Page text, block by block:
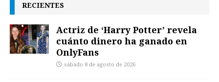
RECIENTES
Actriz de ‘Harry Potter’ revela
cuánto dinero ha ganado en
OnlyFans
sábado 8 de agosto de 2026